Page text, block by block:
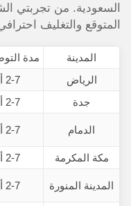
السعودية. من تجربتي
المتوقع والتغليف
المدينة مدة
الرياض
2-7 أيام عمل
جدة
2-7 أيام عمل
الدمام 2-7 أيام عمل
مكة المكرمة 2-7 أيام عمل
المدينة المنورة 2-7 أيام عمل